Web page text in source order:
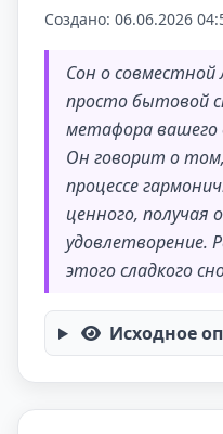
Создано: 06.06.2026
Сон о
просто бытовой
метафора вашего
Он говорит о
процессе
ценного, получая
удовлетворение.
этого сладкого
Исходное